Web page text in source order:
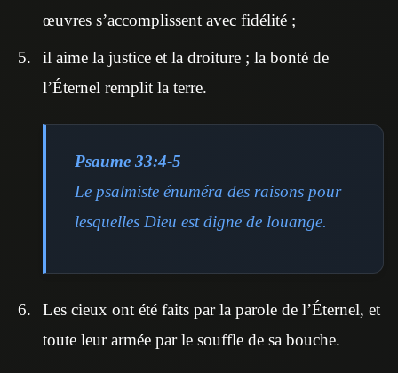
œuvres s’accomplissent avec fidélité ;
il aime la justice et la droiture ; la bonté de
l’Éternel remplit la terre.
Psaume 33:4-5
Le psalmiste énuméra des raisons pour
lesquelles Dieu est digne de louange.
Les cieux ont été faits par la parole de l’Éternel, et
toute leur armée par le souffle de sa bouche.